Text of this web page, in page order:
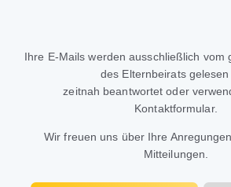
Ihre E-Mails werden ausschließlich vom
des Elternbeirats gelesen
zeitnah beantwortet oder
Kontaktformular.
Wir freuen uns über Ihre
Mitteilungen.